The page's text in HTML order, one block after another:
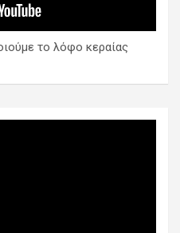
το λόφο κεραίας